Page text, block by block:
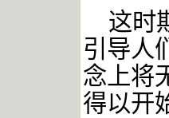
这时
引导人
念上将
得以开